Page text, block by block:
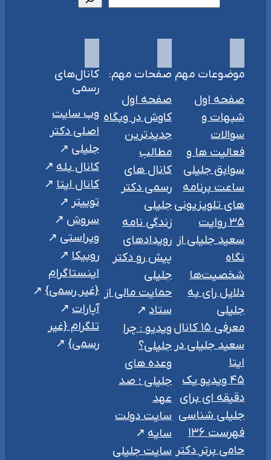
موضوعات مهم
صفحه اول
شبهات و
سوالات
فعالیت ها و
سوابق جلیلی
ساعت برنامه
های تلویزیونی
۳۵ روایت
سعید جلیلی از
نگاه
شخصیت‌ها
دلایل رای به
جلیلی
معرفی ۱۵ کانال
سعید جلیلی در
ایتا
۴۵ ویدیو یک
دقیقه ای برای
جلیلی شناسی
فهرست ۱۳۶
حامی برتر دکتر
صفحات مهم:
صفحه اول
کاوش در وبگاه
جدیدترین
مطالب
کانال های
رسمی دکتر
جلیلی
زندگی نامه
رویدادهای
پیش رو دکتر
جلیلی
حمایت مالی از
ستاد
ویدیو : چرا
جلیلی؟
وعده های
جلیلی ؛ صد
عهد
سایت دولت
سایه
سایت جلیلی
کانال‌های
رسمی
وب سایت
اصلی دکتر
جلیلی
کانال بله
کانال ایتا
توییتر
سروش
ویراستی
روبیکا
اینستاگرام
{غیر رسمی}
آپارات
تلگرام {غیر
رسمی}